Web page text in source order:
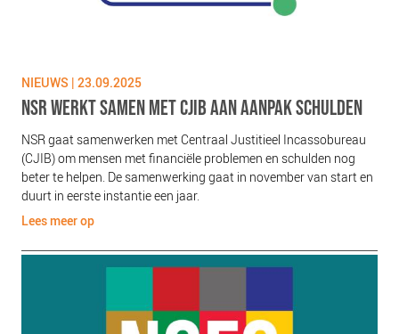
NIEUWS | 23.09.2025
NSR WERKT SAMEN MET CJIB AAN AANPAK SCHULDEN
NSR gaat samenwerken met Centraal Justitieel Incassobureau
(CJIB) om mensen met financiële problemen en schulden nog
beter te helpen. De samenwerking gaat in november van start en
duurt in eerste instantie een jaar.
Lees meer op